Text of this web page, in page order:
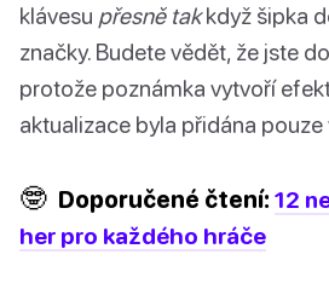
klávesu přesně takkdyž šipka
značky. Budete vědět, že jste
protože poznámka vytvoří
aktualizace byla přidána pouze
🤓 Doporučené čtení: 12
her pro každého hráče